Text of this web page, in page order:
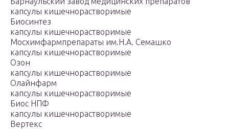
капсулы кишечнорастворимые
Биосинтез
капсулы кишечнорастворимые
Мосхимфармпрепараты им.Н.А. Семашко
капсулы кишечнорастворимые
Озон
капсулы кишечнорастворимые
Олайнфарм
капсулы кишечнорастворимые
Биос НПФ
капсулы кишечнорастворимые
Вертекс